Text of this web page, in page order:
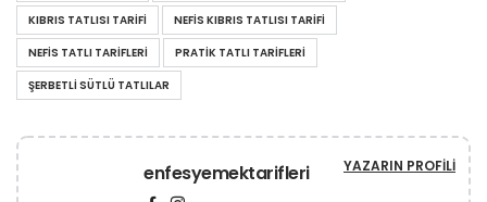
KIBRIS TATLISI TARIFI
NEFIS KIBRIS TATLISI TARIFI
NEFIS TATLI TARIFLERI
PRATIK TATLI TARIFLERI
ŞERBETLI SÜTLÜ TATLILAR
enfesyemektarifleri YAZARIN PROFILI